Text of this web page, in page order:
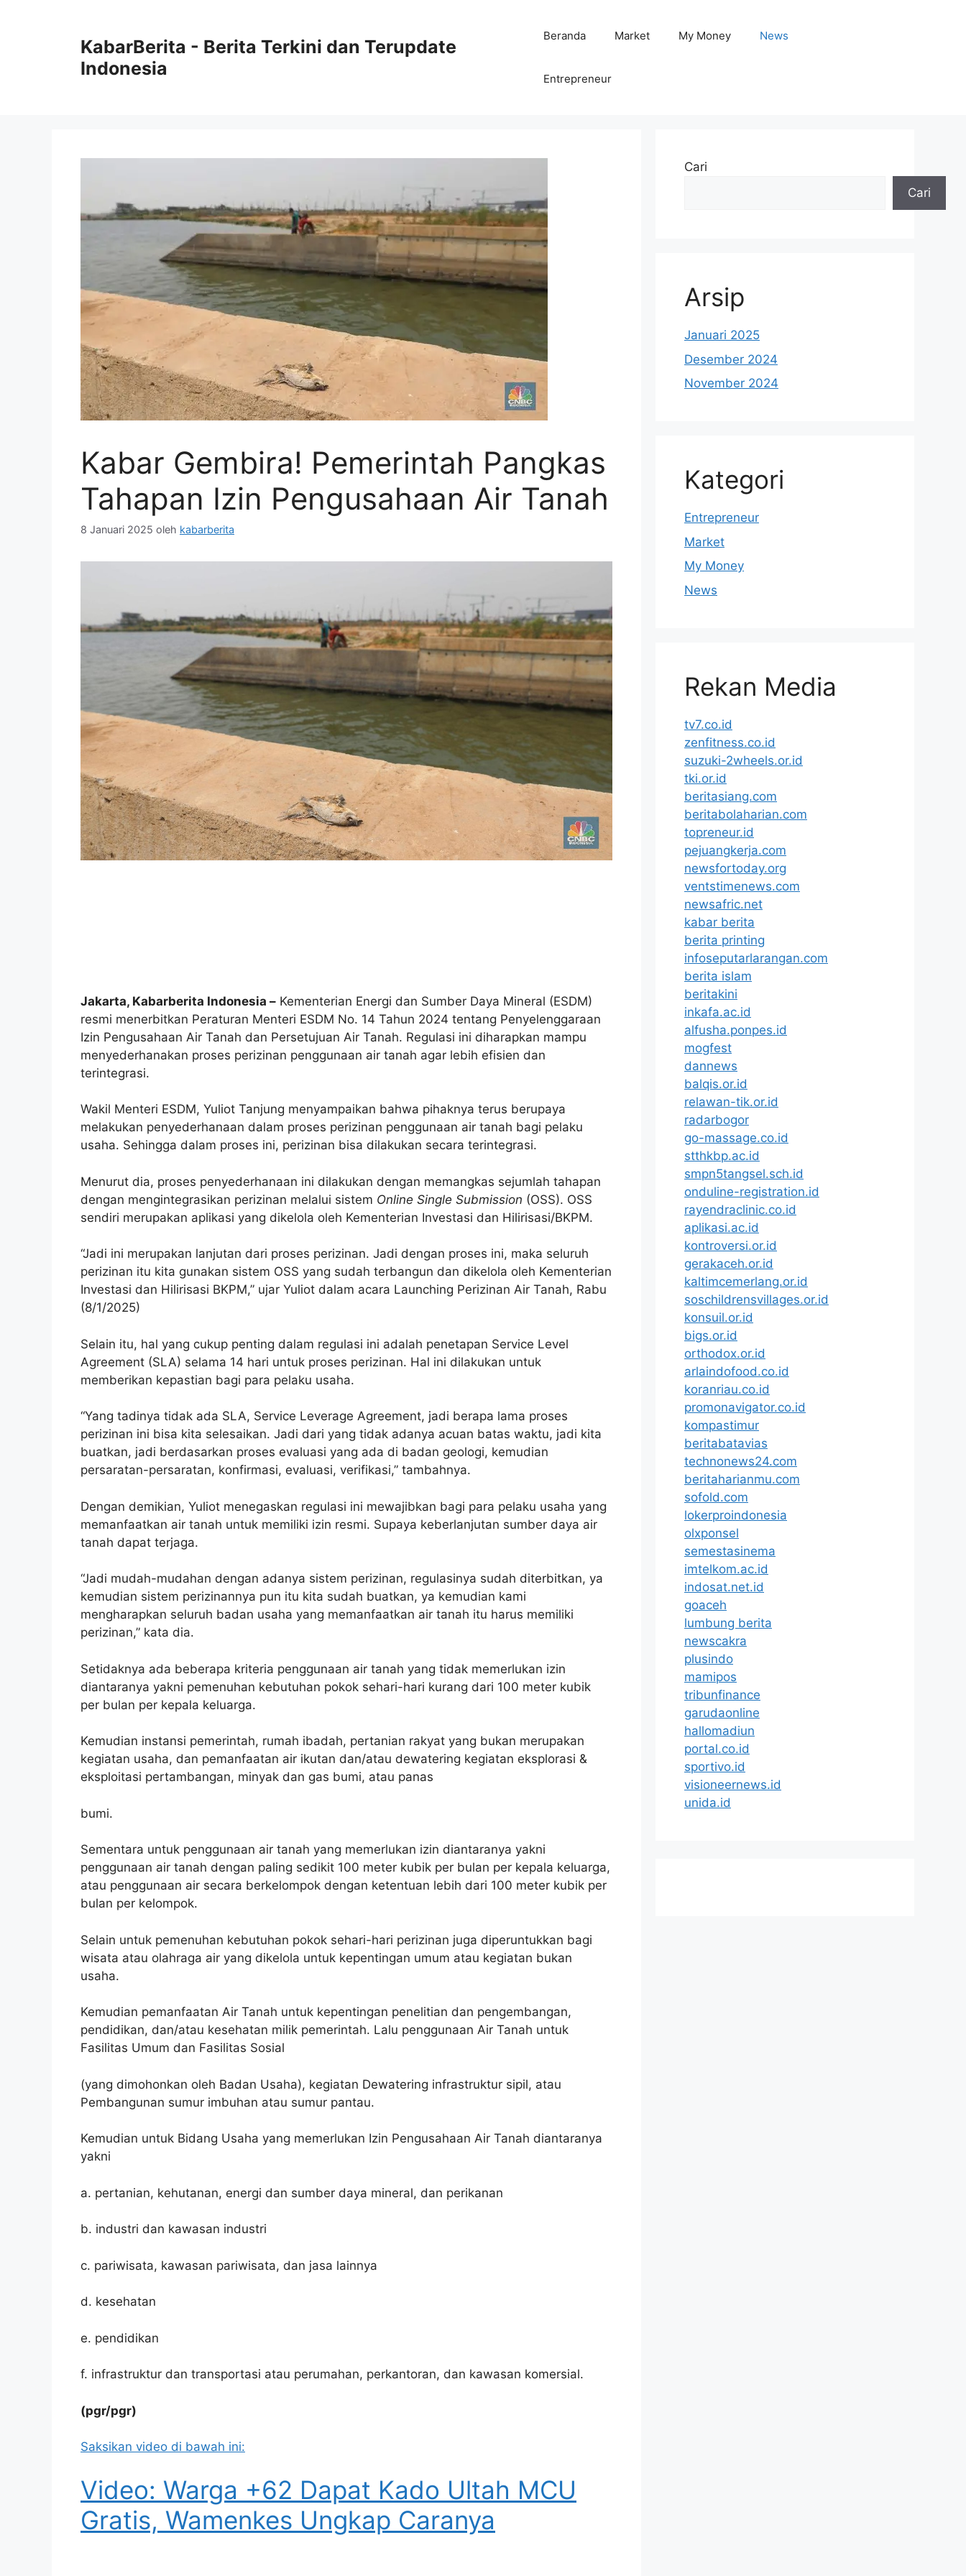
KabarBerita - Berita Terkini dan Terupdate
Indonesia
Beranda Market My Money News
Entrepreneur
Kabar Gembira! Pemerintah Pangkas
Tahapan Izin Pengusahaan Air Tanah
8 Januari 2025 oleh kabarberita
Jakarta, Kabarberita Indonesia – Kementerian Energi dan Sumber Daya Mineral (ESDM)
resmi menerbitkan Peraturan Menteri ESDM No. 14 Tahun 2024 tentang Penyelenggaraan
Izin Pengusahaan Air Tanah dan Persetujuan Air Tanah. Regulasi ini diharapkan mampu
menyederhanakan proses perizinan penggunaan air tanah agar lebih efisien dan
terintegrasi.
Wakil Menteri ESDM, Yuliot Tanjung menyampaikan bahwa pihaknya terus berupaya
melakukan penyederhanaan dalam proses perizinan penggunaan air tanah bagi pelaku
usaha. Sehingga dalam proses ini, perizinan bisa dilakukan secara terintegrasi.
Menurut dia, proses penyederhanaan ini dilakukan dengan memangkas sejumlah tahapan
dengan mengintegrasikan perizinan melalui sistem Online Single Submission (OSS). OSS
sendiri merupakan aplikasi yang dikelola oleh Kementerian Investasi dan Hilirisasi/BKPM.
“Jadi ini merupakan lanjutan dari proses perizinan. Jadi dengan proses ini, maka seluruh
perizinan itu kita gunakan sistem OSS yang sudah terbangun dan dikelola oleh Kementerian
Investasi dan Hilirisasi BKPM,” ujar Yuliot dalam acara Launching Perizinan Air Tanah, Rabu
(8/1/2025)
Selain itu, hal yang cukup penting dalam regulasi ini adalah penetapan Service Level
Agreement (SLA) selama 14 hari untuk proses perizinan. Hal ini dilakukan untuk
memberikan kepastian bagi para pelaku usaha.
“Yang tadinya tidak ada SLA, Service Leverage Agreement, jadi berapa lama proses
perizinan ini bisa kita selesaikan. Jadi dari yang tidak adanya acuan batas waktu, jadi kita
buatkan, jadi berdasarkan proses evaluasi yang ada di badan geologi, kemudian
persaratan-persaratan, konfirmasi, evaluasi, verifikasi,” tambahnya.
Dengan demikian, Yuliot menegaskan regulasi ini mewajibkan bagi para pelaku usaha yang
memanfaatkan air tanah untuk memiliki izin resmi. Supaya keberlanjutan sumber daya air
tanah dapat terjaga.
“Jadi mudah-mudahan dengan adanya sistem perizinan, regulasinya sudah diterbitkan, ya
kemudian sistem perizinannya pun itu kita sudah buatkan, ya kemudian kami
mengharapkan seluruh badan usaha yang memanfaatkan air tanah itu harus memiliki
perizinan,” kata dia.
Setidaknya ada beberapa kriteria penggunaan air tanah yang tidak memerlukan izin
diantaranya yakni pemenuhan kebutuhan pokok sehari-hari kurang dari 100 meter kubik
per bulan per kepala keluarga.
Kemudian instansi pemerintah, rumah ibadah, pertanian rakyat yang bukan merupakan
kegiatan usaha, dan pemanfaatan air ikutan dan/atau dewatering kegiatan eksplorasi &
eksploitasi pertambangan, minyak dan gas bumi, atau panas
bumi.
Sementara untuk penggunaan air tanah yang memerlukan izin diantaranya yakni
penggunaan air tanah dengan paling sedikit 100 meter kubik per bulan per kepala keluarga,
atau penggunaan air secara berkelompok dengan ketentuan lebih dari 100 meter kubik per
bulan per kelompok.
Selain untuk pemenuhan kebutuhan pokok sehari-hari perizinan juga diperuntukkan bagi
wisata atau olahraga air yang dikelola untuk kepentingan umum atau kegiatan bukan
usaha.
Kemudian pemanfaatan Air Tanah untuk kepentingan penelitian dan pengembangan,
pendidikan, dan/atau kesehatan milik pemerintah. Lalu penggunaan Air Tanah untuk
Fasilitas Umum dan Fasilitas Sosial
(yang dimohonkan oleh Badan Usaha), kegiatan Dewatering infrastruktur sipil, atau
Pembangunan sumur imbuhan atau sumur pantau.
Kemudian untuk Bidang Usaha yang memerlukan Izin Pengusahaan Air Tanah diantaranya
yakni
a. pertanian, kehutanan, energi dan sumber daya mineral, dan perikanan
b. industri dan kawasan industri
c. pariwisata, kawasan pariwisata, dan jasa lainnya
d. kesehatan
e. pendidikan
f. infrastruktur dan transportasi atau perumahan, perkantoran, dan kawasan komersial.
(pgr/pgr)
Saksikan video di bawah ini:
Video: Warga +62 Dapat Kado Ultah MCU
Gratis, Wamenkes Ungkap Caranya
Cari
Cari
Arsip
Januari 2025
Desember 2024
November 2024
Kategori
Entrepreneur
Market
My Money
News
Rekan Media
tv7.co.id
zenfitness.co.id
suzuki-2wheels.or.id
tki.or.id
beritasiang.com
beritabolaharian.com
topreneur.id
pejuangkerja.com
newsfortoday.org
ventstimenews.com
newsafric.net
kabar berita
berita printing
infoseputarlarangan.com
berita islam
beritakini
inkafa.ac.id
alfusha.ponpes.id
mogfest
dannews
balqis.or.id
relawan-tik.or.id
radarbogor
go-massage.co.id
stthkbp.ac.id
smpn5tangsel.sch.id
onduline-registration.id
rayendraclinic.co.id
aplikasi.ac.id
kontroversi.or.id
gerakaceh.or.id
kaltimcemerlang.or.id
soschildrensvillages.or.id
konsuil.or.id
bigs.or.id
orthodox.or.id
arlaindofood.co.id
koranriau.co.id
promonavigator.co.id
kompastimur
beritabatavias
technonews24.com
beritaharianmu.com
sofold.com
lokerproindonesia
olxponsel
semestasinema
imtelkom.ac.id
indosat.net.id
goaceh
lumbung berita
newscakra
plusindo
mamipos
tribunfinance
garudaonline
hallomadiun
portal.co.id
sportivo.id
visioneernews.id
unida.id